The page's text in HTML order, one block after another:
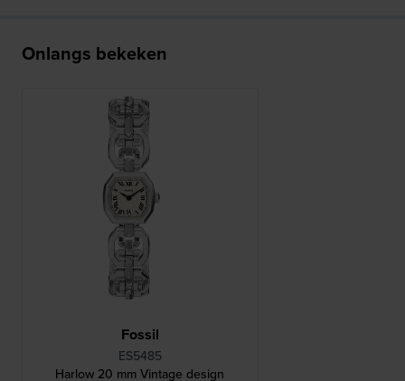
Onlangs bekeken
Fossil
ES5485
Harlow 20 mm Vintage design